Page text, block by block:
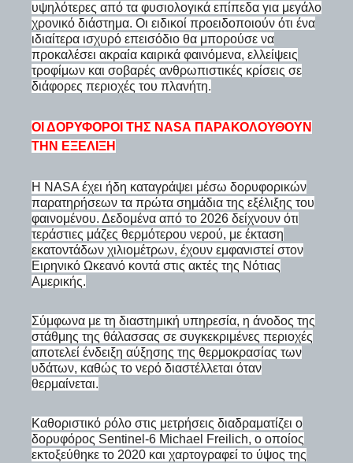
υψηλότερες από τα φυσιολογικά επίπεδα για μεγάλο
χρονικό διάστημα. Οι ειδικοί προειδοποιούν ότι ένα
ιδιαίτερα ισχυρό επεισόδιο θα μπορούσε να
προκαλέσει ακραία καιρικά φαινόμενα, ελλείψεις
τροφίμων και σοβαρές ανθρωπιστικές κρίσεις σε
διάφορες περιοχές του πλανήτη.
ΟΙ ΔΟΡΥΦΌΡΟΙ ΤΗΣ NASA ΠΑΡΑΚΟΛΟΥΘΟΎΝ
ΤΗΝ ΕΞΈΛΙΞΗ
Η NASA έχει ήδη καταγράψει μέσω δορυφορικών
παρατηρήσεων τα πρώτα σημάδια της εξέλιξης του
φαινομένου. Δεδομένα από το 2026 δείχνουν ότι
τεράστιες μάζες θερμότερου νερού, με έκταση
εκατοντάδων χιλιομέτρων, έχουν εμφανιστεί στον
Ειρηνικό Ωκεανό κοντά στις ακτές της Νότιας
Αμερικής.
Σύμφωνα με τη διαστημική υπηρεσία, η άνοδος της
στάθμης της θάλασσας σε συγκεκριμένες περιοχές
αποτελεί ένδειξη αύξησης της θερμοκρασίας των
υδάτων, καθώς το νερό διαστέλλεται όταν
θερμαίνεται.
Καθοριστικό ρόλο στις μετρήσεις διαδραματίζει ο
δορυφόρος Sentinel-6 Michael Freilich, ο οποίος
εκτοξεύθηκε το 2020 και χαρτογραφεί το ύψος της